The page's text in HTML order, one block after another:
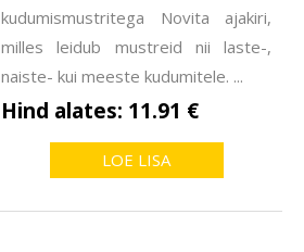
kudumismustritega Novita ajakiri,
milles leidub mustreid nii laste-,
naiste- kui meeste kudumitele. ...
Hind alates: 11.91 €
LOE LISA